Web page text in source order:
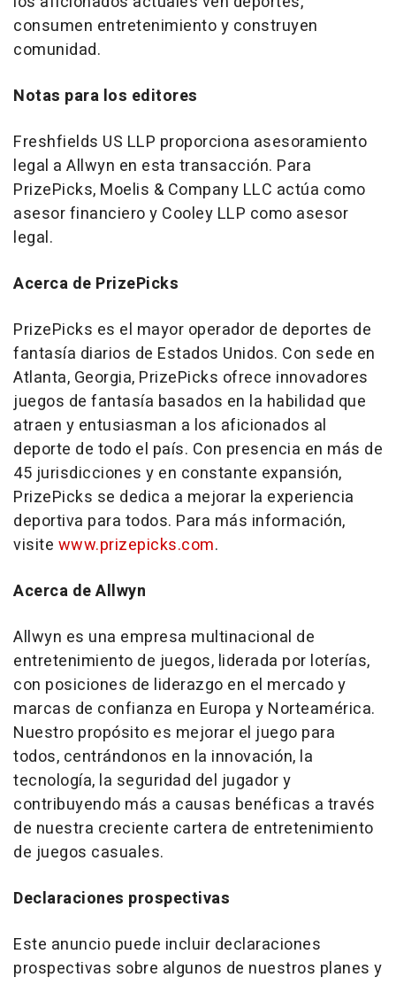
consumen entretenimiento y construyen
comunidad.
Notas para los editores
Freshfields US LLP proporciona asesoramiento
legal a Allwyn en esta transacción. Para
PrizePicks, Moelis & Company LLC actúa como
asesor financiero y Cooley LLP como asesor
legal.
Acerca de PrizePicks
PrizePicks es el mayor operador de deportes de
fantasía diarios de Estados Unidos. Con sede en
Atlanta, Georgia, PrizePicks ofrece innovadores
juegos de fantasía basados en la habilidad que
atraen y entusiasman a los aficionados al
deporte de todo el país. Con presencia en más de
45 jurisdicciones y en constante expansión,
PrizePicks se dedica a mejorar la experiencia
deportiva para todos. Para más información,
visite www.prizepicks.com.
Acerca de Allwyn
Allwyn es una empresa multinacional de
entretenimiento de juegos, liderada por loterías,
con posiciones de liderazgo en el mercado y
marcas de confianza en Europa y Norteamérica.
Nuestro propósito es mejorar el juego para
todos, centrándonos en la innovación, la
tecnología, la seguridad del jugador y
contribuyendo más a causas benéficas a través
de nuestra creciente cartera de entretenimiento
de juegos casuales.
Declaraciones prospectivas
Este anuncio puede incluir declaraciones
prospectivas sobre algunos de nuestros planes y